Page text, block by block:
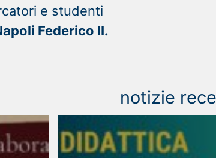
e studenti
Federico II.
notizie